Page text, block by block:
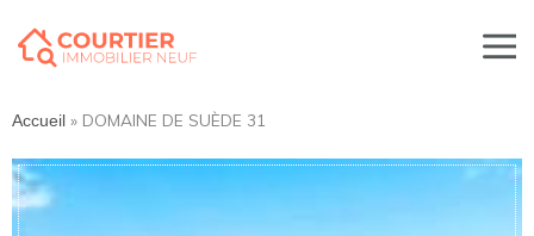
Accueil » DOMAINE DE SUÈDE 31